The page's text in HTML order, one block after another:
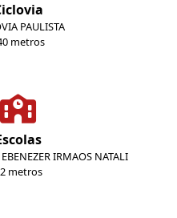
PAULISTA
metros
IRMAOS NATALI
metros